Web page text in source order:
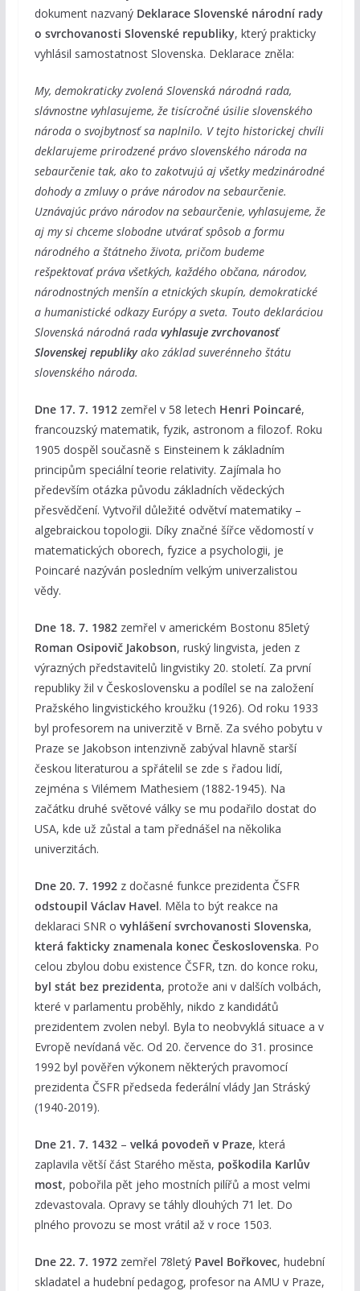
dokument nazvaný Deklarace Slovenské národní rady
o svrchovanosti Slovenské republiky, který prakticky
vyhlásil samostatnost Slovenska. Deklarace zněla:
My, demokraticky zvolená Slovenská národná rada,
slávnostne vyhlasujeme, že tisícročné úsilie slovenského
národa o svojbytnosť sa naplnilo. V tejto historickej chvíli
deklarujeme prirodzené právo slovenského národa na
sebaurčenie tak, ako to zakotvujú aj všetky medzinárodné
dohody a zmluvy o práve národov na sebaurčenie.
Uznávajúc právo národov na sebaurčenie, vyhlasujeme, že
aj my si chceme slobodne utvárať spôsob a formu
národného a štátneho života, pričom budeme
rešpektovať práva všetkých, každého občana, národov,
národnostných menšín a etnických skupín, demokratické
a humanistické odkazy Európy a sveta. Touto deklaráciou
Slovenská národná rada vyhlasuje zvrchovanosť
Slovenskej republikyako základ suverénneho štátu
slovenského národa.
Dne 17. 7. 1912zemřel v 58 letech Henri Poincaré,
francouzský matematik, fyzik, astronom a filozof. Roku
1905 dospěl současně s Einsteinem k základním
principům speciální teorie relativity. Zajímala ho
především otázka původu základních vědeckých
přesvědčení. Vytvořil důležité odvětví matematiky –
algebraickou topologii. Díky značné šířce vědomostí v
matematických oborech, fyzice a psychologii, je
Poincaré nazýván posledním velkým univerzalistou
vědy.
Dne 18. 7. 1982zemřel v americkém Bostonu 85letý
Roman Osipovič Jakobson, ruský lingvista, jeden z
výrazných představitelů lingvistiky 20. století. Za první
republiky žil v Československu a podílel se na založení
Pražského lingvistického kroužku (1926). Od roku 1933
byl profesorem na univerzitě v Brně. Za svého pobytu v
Praze se Jakobson intenzivně zabýval hlavně starší
českou literaturou a spřátelil se zde s řadou lidí,
zejména s Vilémem Mathesiem (1882-1945). Na
začátku druhé světové války se mu podařilo dostat do
USA, kde už zůstal a tam přednášel na několika
univerzitách.
Dne 20. 7. 1992z dočasné funkce prezidenta ČSFR
odstoupil Václav Havel. Měla to být reakce na
deklaraci SNR o vyhlášení svrchovanosti Slovenska,
která fakticky znamenala konec Československa. Po
celou zbylou dobu existence ČSFR, tzn. do konce roku,
byl stát bez prezidenta, protože ani v dalších volbách,
které v parlamentu proběhly, nikdo z kandidátů
prezidentem zvolen nebyl. Byla to neobvyklá situace a v
Evropě nevídaná věc. Od 20. července do 31. prosince
1992 byl pověřen výkonem některých pravomocí
prezidenta ČSFR předseda federální vlády Jan Stráský
(1940-2019).
Dne 21. 7. 1432– velká povodeň v Praze, která
zaplavila větší část Starého města, poškodila Karlův
most, pobořila pět jeho mostních pilířů a most velmi
zdevastovala. Opravy se táhly dlouhých 71 let. Do
plného provozu se most vrátil až v roce 1503.
Dne 22. 7. 1972zemřel 78letý Pavel Bořkovec, hudební
skladatel a hudební pedagog, profesor na AMU v Praze,